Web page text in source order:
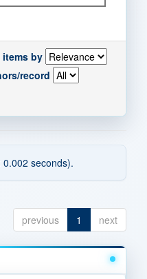
items by
record
seconds).
previous 1 next